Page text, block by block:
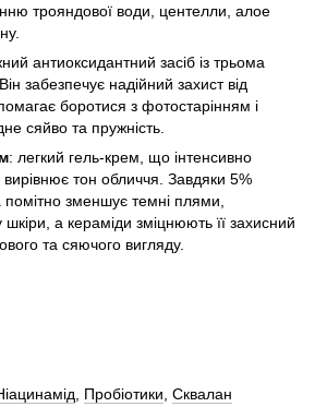
трояндової води, центелли, алое
антиоксидантний засіб із трьома
забезпечує надійний захист від
боротися з фотостарінням і
сяйво та пружність.
: легкий гель-крем, що інтенсивно
вирівнює тон обличчя. Завдяки 5%
зменшує темні плями,
а кераміди зміцнюють її захисний
та сяючого вигляду.
Пробіотики Сквалан